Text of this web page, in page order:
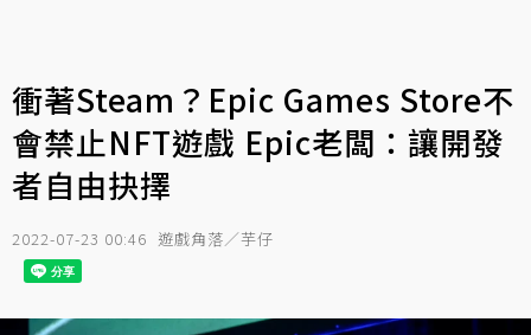
衝著Steam？Epic Games Store不
會禁止NFT遊戲 Epic老闆：讓開發
者自由抉擇
2022-07-23 00:46 遊戲角落／芋仔